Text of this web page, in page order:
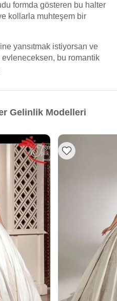
formda gösteren bu halter
kollarla muhteşem bir
yansıtmak istiyorsan ve
bu romantik
Gelinlik Modelleri